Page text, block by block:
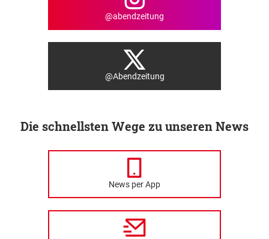
@abendzeitung
@Abendzeitung
Die schnellsten Wege zu unseren News
News per App